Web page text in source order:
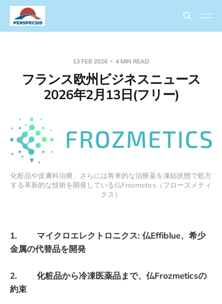
13 FEB 2026 4 MIN READ
フランス欧州ビジネスニュース
2026年2月13日(フリー)
化粧品や皮膚科治療、さらには将来的な治療薬を凍結状態で処方
する革新的な技術を開発している仏Frozmetics（フローズメティ
クス）
1. マイクロエレクトロニクス: 仏Effiblue、希少
金属の代替品を開発
2. 化粧品から冷凍医薬品まで、仏Frozmeticsの
約束